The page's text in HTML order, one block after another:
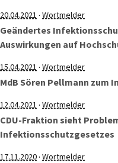
20.04.2021 · Wortmelder
Geändertes
Auswirkungen auf
15.04.2021 · Wortmelder
MdB Sören Pellmann zum
12.04.2021 · Wortmelder
CDU-Fraktion sieht
Infektionsschutzgesetzes
17.11.2020· Wortmelder